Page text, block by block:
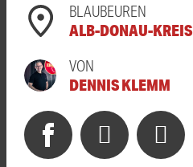
BLAUBEUREN
ALB-DONAU-KREIS
VON
DENNIS KLEMM